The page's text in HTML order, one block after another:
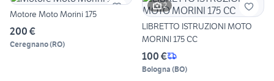
Motore Moto Morini 175
200 €
Ceregnano(RO)
2
LIBRETTO ISTRUZIONI MOTO
MORINI 175 CC
100 €
Bologna (BO)